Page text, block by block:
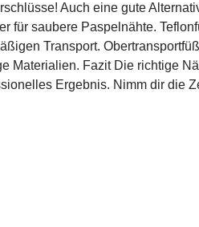
Auch eine gute
für saubere Paspelnähte.
Transport.
Materialien. Fazit Die richtige
Ergebnis. Nimm dir die